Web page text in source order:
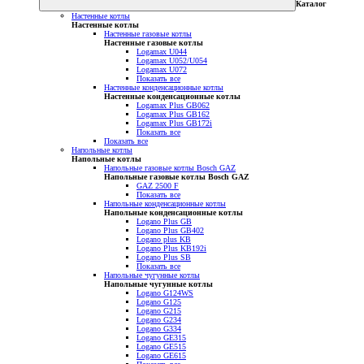
Каталог
Настенные котлы
Настенные котлы
Настенные газовые котлы
Настенные газовые котлы
Logamax U044
Logamax U052/U054
Logamax U072
Показать все
Настенные конденсационные котлы
Настенные конденсационные котлы
Logamax Plus GB062
Logamax Plus GB162
Logamax Plus GB172i
Показать все
Показать все
Напольные котлы
Напольные котлы
Напольные газовые котлы Bosch GAZ
Напольные газовые котлы Bosch GAZ
GAZ 2500 F
Показать все
Напольные конденсационные котлы
Напольные конденсационные котлы
Logano Plus GB
Logano Plus GB402
Logano plus KB
Logano Plus KB192i
Logano Plus SB
Показать все
Напольные чугунные котлы
Напольные чугунные котлы
Logano G124WS
Logano G125
Logano G215
Logano G234
Logano G334
Logano GE315
Logano GE515
Logano GE615